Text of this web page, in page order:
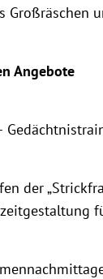
Großräschen
Angebote
der